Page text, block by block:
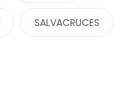
SALVACRUCES